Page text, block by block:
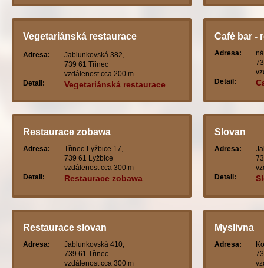
Vegetariánská restaurace
harmonie
Adresa:
Jablunkovská 382,
739 61 Třinec
vzdálenost cca 200 m
Detail:
Vegetariánská restaurace
Café bar -
Adresa:
Detail:
Restaurace zobawa
Adresa:
Třinec-Lyžbice 17,
739 61 Lyžbice
vzdálenost cca 300 m
Detail:
Restaurace zobawa
Slovan
Adresa:
Detail:
Restaurace slovan
Adresa:
Jablunkovská 410,
739 61 Třinec
vzdálenost cca 300 m
Myslivna
Adresa: